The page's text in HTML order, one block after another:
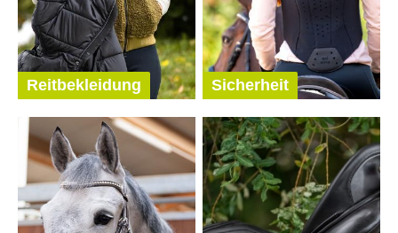
Reitbekleidung Sicherheit